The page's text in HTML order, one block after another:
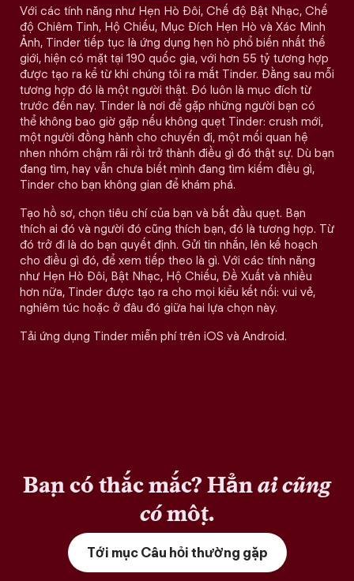
Với các tính năng như Hẹn Hò Đôi, Chế độ Bật Nhạc, Chế
độ Chiêm Tinh, Hộ Chiếu, Mục Đích Hẹn Hò và Xác Minh
Ảnh, Tinder tiếp tục là ứng dụng hẹn hò phổ biến nhất thế
giới, hiện có mặt tại 190 quốc gia, với hơn 55 tỷ tương hợp
được tạo ra kể từ khi chúng tôi ra mắt Tinder. Đằng sau mỗi
tương hợp đó là một người thật. Đó luôn là mục đích từ
trước đến nay. Tinder là nơi để gặp những người bạn có
thể không bao giờ gặp nếu không quẹt Tinder: crush mới,
một người đồng hành cho chuyến đi, một mối quan hệ
nhen nhóm chậm rãi rồi trở thành điều gì đó thật sự. Dù bạn
đang tìm, hay vẫn chưa biết mình đang tìm kiếm điều gì,
Tinder cho bạn không gian để khám phá.
Tạo hồ sơ, chọn tiêu chí của bạn và bắt đầu quẹt. Bạn
thích ai đó và người đó cũng thích bạn, đó là tương hợp. Từ
đó trở đi là do bạn quyết định. Gửi tin nhắn, lên kế hoạch
cho điều gì đó, để xem tiếp theo là gì. Với các tính năng
như Hẹn Hò Đôi, Bật Nhạc, Hộ Chiếu, Đề Xuất và nhiều
hơn nữa, Tinder được tạo ra cho mọi kiểu kết nối: vui vẻ,
nghiêm túc hoặc ở đâu đó giữa hai lựa chọn này.
Tải ứng dụng Tinder miễn phí trên iOS và Android.
Bạn có thắc mắc? Hẳnai cũng
cómột.
Tới mục Câu hỏi thường gặp